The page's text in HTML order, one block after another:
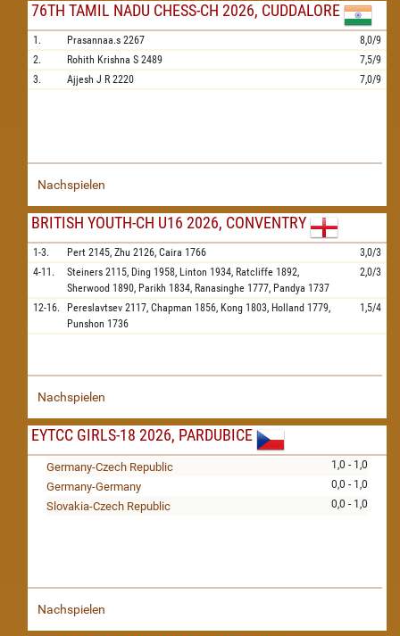
76TH TAMIL NADU CHESS-CH 2026, CUDDALORE
1. Prasannaa.s 2267
8,0/9
2.
Rohith Krishna S 2489
7,5/9
3.
Ajjesh J R 2220 7,0/9
Nachspielen
BRITISH YOUTH-CH U16 2026, CONVENTRY
1-3. Pert 2145, Zhu 2126, Caira 1766
3,0/3
4-11.
Steiners 2115, Ding 1958, Linton 1934, Ratcliffe 1892,
Sherwood 1890, Parikh 1834, Ranasinghe 1777, Pandya 1737
2,0/3
12-16. Pereslavtsev 2117, Chapman 1856, Kong 1803, Holland 1779,
Punshon 1736
1,5/4
Nachspielen
EYTCC GIRLS-18 2026, PARDUBICE
1,0 - 1,0
Germany-Czech Republic
0,0 - 1,0
Germany-Germany
0,0 - 1,0
Slovakia-Czech Republic
Nachspielen